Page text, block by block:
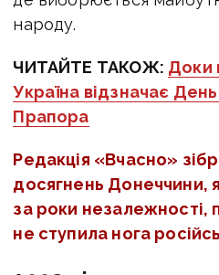
народу.
ЧИТАЙТЕ ТАКОЖ: Доки
Україна відзначає
Прапора
Редакція «Вчасно»
досягнень Донеччини,
за роки незалежності,
не ступила нога